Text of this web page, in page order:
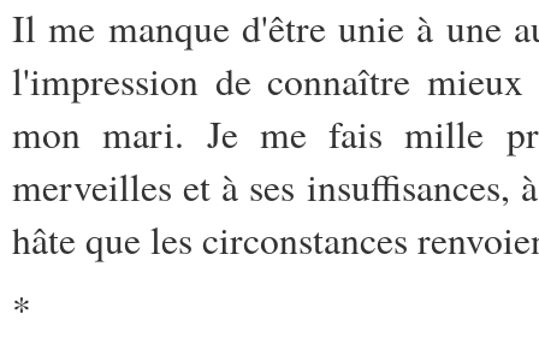
Il me manque d'être unie à une
l'impression de connaître
mon mari. Je me fais mille
merveilles et à ses insuffisances,
hâte que les circonstances
*